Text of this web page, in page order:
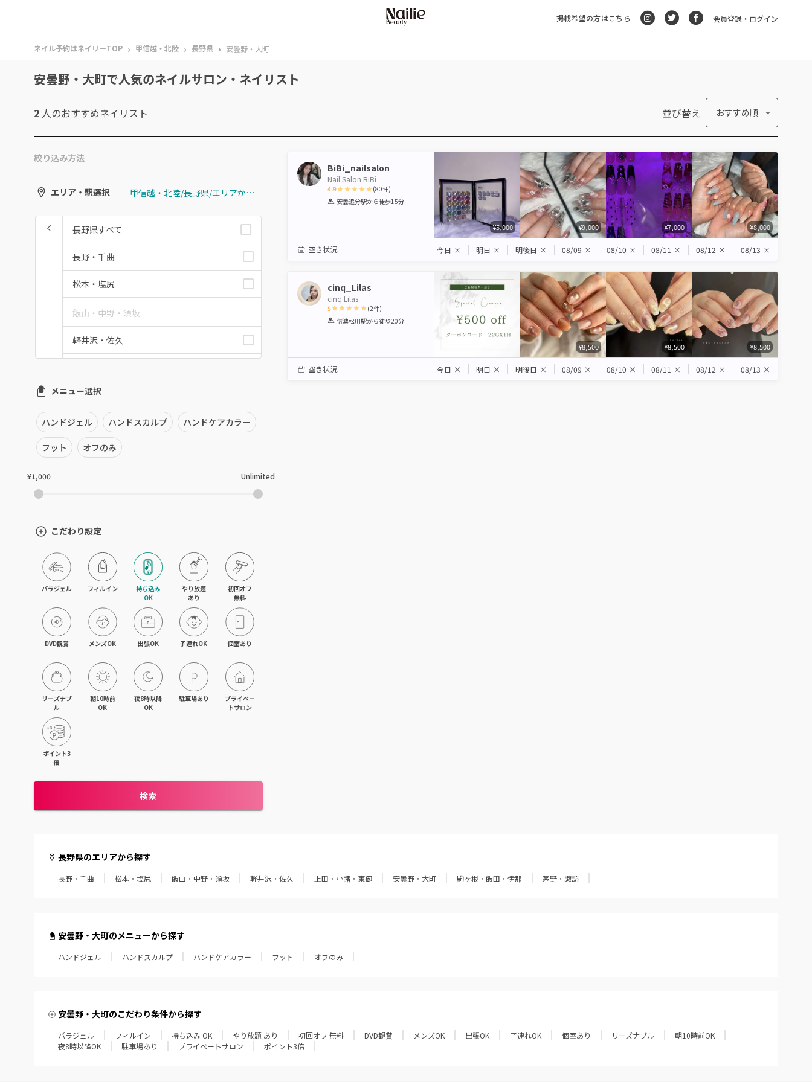
掲載希望の方はこちら 会員登録・ログイン
ネイル予約はネイリーTOP › 甲信越・北陸 › 長野県 › 安曇野・大町
安曇野・大町で人気のネイルサロン・ネイリスト
2 人のおすすめネイリスト 並び替え おすすめ順
絞り込み方法
エリア・駅選択 甲信越・北陸/長野県/エリアから選ぶ/安曇野・大町
長野県すべて
長野・千曲
松本・塩尻
飯山・中野・須坂
軽井沢・佐久
安曇野・大町
駒ヶ根・飯田・伊那
茅野・諏訪
メニュー選択
ハンドジェル ハンドスカルプ ハンドケアカラー
フット オフのみ
¥1,000 Unlimited
こだわり設定
パラジェル フィルイン
持ち込み
OK
やり放題
あり
初回オフ
無料
DVD観賞 メンズOK 出張OK 子連れOK 個室あり
リーズナブ
ル
朝10時前
OK
夜8時以降
OK
駐車場あり
プライベー
トサロン
ポイント3
倍
検索
BiBi_nailsalon
Nail Salon BiBi
4.9
1 2 3 4 5
(80件)
安曇追分駅から徒歩15分
¥5,000 ¥9,000 ¥7,000 ¥8,000
空き状況 今日 × 明日 × 明後日 × 08/09 × 08/10 × 08/11 × 08/12 × 08/13 ×
cinq_Lilas
cinq Lilas .
5
1 2 3 4 5
(2件)
信濃松川駅から徒歩20分
¥8,500 ¥8,500 ¥8,500
空き状況 今日 × 明日 × 明後日 × 08/09 × 08/10 × 08/11 × 08/12 × 08/13 ×
長野県のエリアから探す
長野・千曲 松本・塩尻 飯山・中野・須坂 軽井沢・佐久 上田・小諸・東御 安曇野・大町 駒ヶ根・飯田・伊那 茅野・諏訪
安曇野・大町のメニューから探す
ハンドジェル ハンドスカルプ ハンドケアカラー フット オフのみ
安曇野・大町のこだわり条件から探す
パラジェル フィルイン 持ち込み OK やり放題 あり 初回オフ 無料 DVD観賞 メンズOK 出張OK 子連れOK 個室あり リーズナブル
朝10時前OK
夜8時以降OK
駐車場あり プライベートサロン ポイント3倍